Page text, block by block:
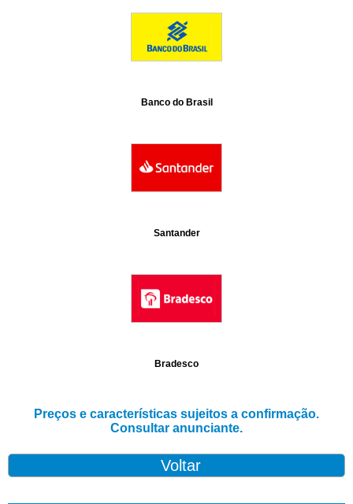
Banco do Brasil
Santander
Bradesco
Preços e características sujeitos a confirmação.
Consultar anunciante.